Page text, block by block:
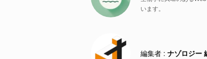
います。
ナゾロジー